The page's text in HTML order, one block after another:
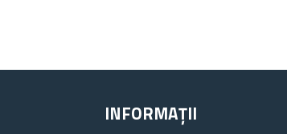
INFORMAȚII